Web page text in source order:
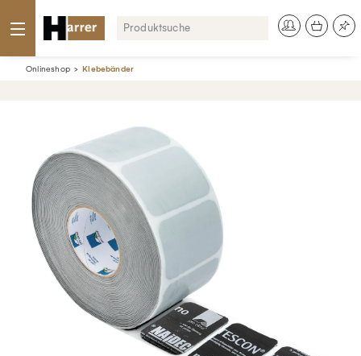
Onlineshop Klebebänder